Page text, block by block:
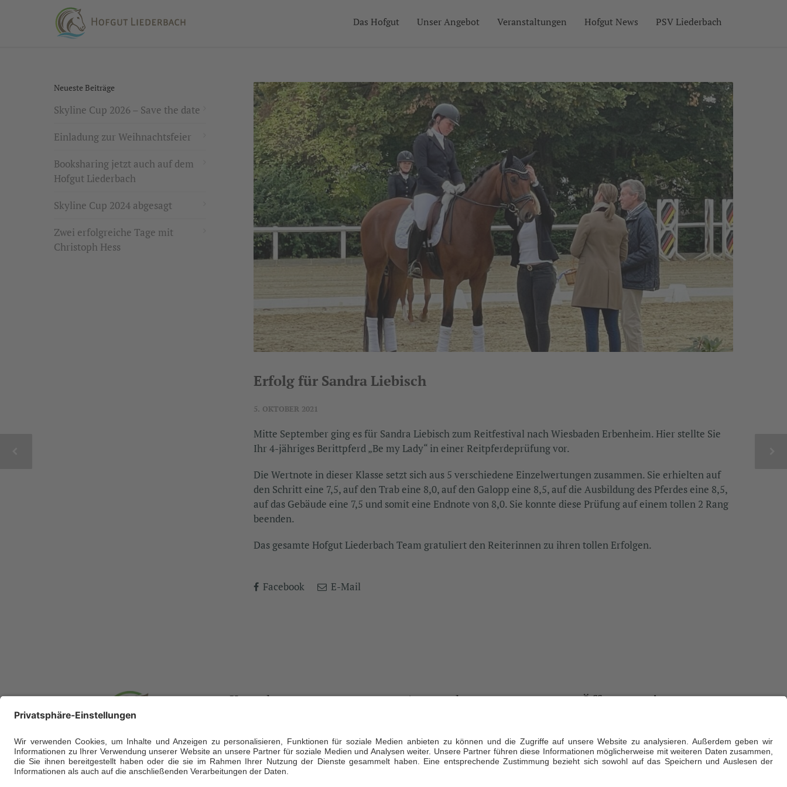
Das Hofgut Unser Angebot Veranstaltungen Hofgut News PSV Liederbach
Erfolg für Sandra Liebisch
5. OKTOBER 2021
Mitte September ging es für Sandra Liebisch zum Reitfestival nach Wiesbaden Erbenheim. Hier stellte Sie
Ihr 4-jähriges Berittpferd „Be my Lady“ in einer Reitpferdeprüfung vor.
Die Wertnote in dieser Klasse setzt sich aus 5 verschiedene Einzelwertungen zusammen. Sie erhielten auf
den Schritt eine 7,5, auf den Trab eine 8,0, auf den Galopp eine 8,5, auf die Ausbildung des Pferdes eine 8,5,
auf das Gebäude eine 7,5 und somit eine Endnote von 8,0. Sie konnte diese Prüfung auf einem tollen 2 Rang
beenden.
Das gesamte Hofgut Liederbach Team gratuliert den Reiterinnen zu ihren tollen Erfolgen.
Facebook E-Mail
Neueste Beiträge
Skyline Cup 2026 – Save the date
Einladung zur Weihnachtsfeier
Booksharing jetzt auch auf dem
Hofgut Liederbach
Skyline Cup 2024 abgesagt
Zwei erfolgreiche Tage mit
Christoph Hess
Kontakt
Am Nassgewann 2
D-65835 Liederbach
Ansprechpartner
T +49 173 5941929
Öffnungszeiten
22:00 Uhr
Winter: Montag bis Freitag von 7:00 bis